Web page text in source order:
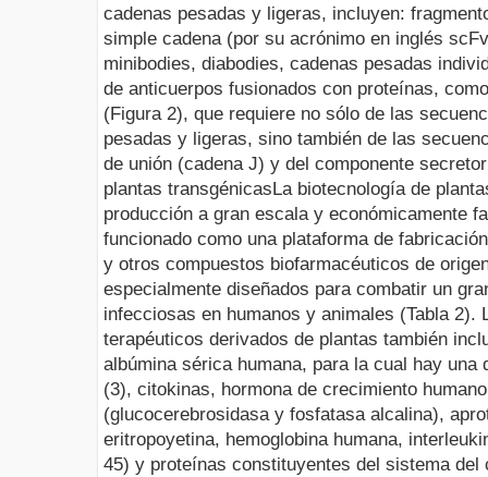
cadenas pesadas y ligeras, incluyen:
simple cadena (por su acrónimo en inglés
minibodies, diabodies, cadenas pesadas
de anticuerpos fusionados con proteínas,
(Figura 2), que requiere no sólo de las
pesadas y ligeras, sino también de las
de unión (cadena J) y del componente
plantas transgénicasLa biotecnología de
producción a gran escala y económicamente
funcionado como una plataforma de
y otros compuestos biofarmacéuticos de
especialmente diseñados para combatir un
infecciosas en humanos y animales (Tabla 2).
terapéuticos derivados de plantas también
albúmina sérica humana, para la cual hay una
(3), citokinas, hormona de crecimiento
(glucocerebrosidasa y fosfatasa alcalina),
eritropoyetina, hemoglobina humana,
45) y proteínas constituyentes del sistema del